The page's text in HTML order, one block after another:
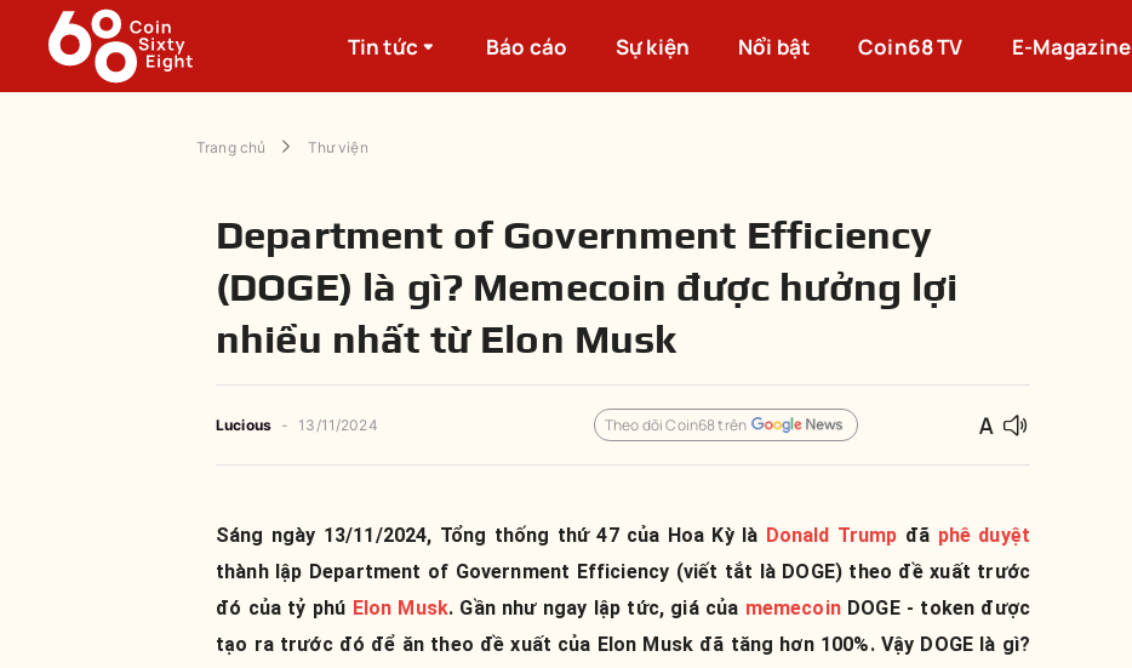
Tin tức Báo cáo Sự kiện Nổi bật Coin68 TV E-Magazine
Trang chủ Thư viện
Department of Government Efficiency
(DOGE) là gì? Memecoin được hưởng lợi
nhiều nhất từ Elon Musk
Lucious - 13/11/2024 Theo dõi Coin68 trên
Sáng ngày 13/11/2024, Tổng thống thứ 47 của Hoa Kỳ là Donald Trump đã phê duyệt
thành lập Department of Government Efficiency (viết tắt là DOGE) theo đề xuất trước
đó của tỷ phú Elon Musk. Gần như ngay lập tức, giá của memecoinDOGE - token được
tạo ra trước đó để ăn theo đề xuất của Elon Musk đã tăng hơn 100%. Vậy DOGE là gì?